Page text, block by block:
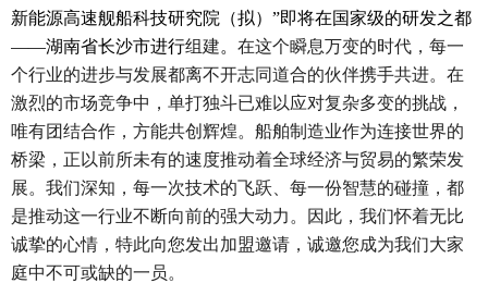
新能源高速舰船科技研究院（拟）”即将在国家级的研发之都
——湖南省长沙市进行组建。 在这个瞬息万变的时代，每一
个行业的进步与发展都离不开志同道合的伙伴携手共进。在
激烈的市场竞争中，单打独斗已难以应对复杂多变的挑战，
唯有团结合作，方能共创辉煌。船舶制造业作为连接世界的
桥梁，正以前所未有的速度推动着全球经济与贸易的繁荣发
展。我们深知，每一次技术的飞跃、每一份智慧的碰撞，都
是推动这一行业不断向前的强大动力。因此，我们怀着无比
诚挚的心情，特此向您发出加盟邀请，诚邀您成为我们大家
庭中不可或缺的一员。